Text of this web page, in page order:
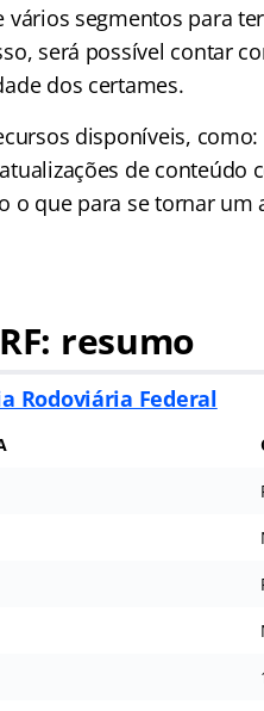
vários segmentos para
será possível contar
dos certames.
disponíveis,
de
o que para se tornar
resumo
Rodoviária Federal